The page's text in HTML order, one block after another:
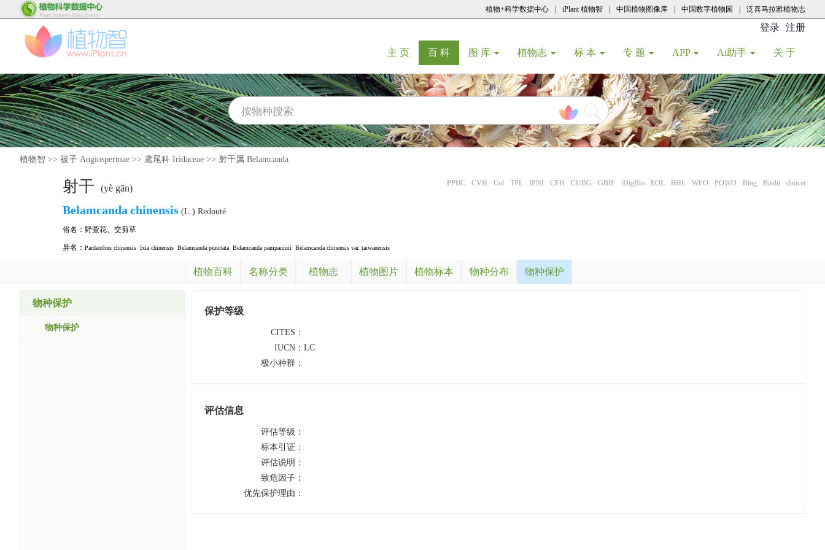
植物+科学数据中心 iPlant 植物智 中国植物图像库 中国数字植物园 泛喜马拉雅植物志
登录 注册
主 页(current)
百 科(current)
图 库 植物志 标 本 专 题 APP Ai助手 关 于
植物智 >> 被子 Angiospermae >> 鸢尾科 Iridaceae >> 射干属 Belamcanda
射干 (yè gān) PPBC CVH Col TPL IPNI CFH CUBG GBIF iDigBio EOL BHL WFO POWO Bing Baidu duocet
Belamcanda chinensis (L.) Redouté
俗名： 野萱花、 交剪草
异名： Pardanthus chinensis Ixia chinensis Belamcanda punctata Belamcanda pampaninii Belamcanda chinensis var. taiwanensis
植物百科 名称分类 植物志 植物图片 植物标本 物种分布 物种保护
物种保护
物种保护
保护等级
CITES：
IUCN： LC
极小种群：
评估信息
评估等级：
标本引证：
评估说明：
致危因子：
优先保护理由：